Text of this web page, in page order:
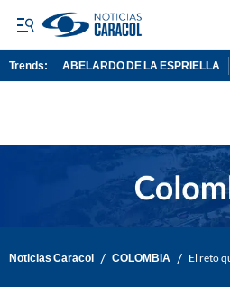
Trends: ABELARDO DE LA ESPRIELLA
Noticias Caracol / COLOMBIA / El reto